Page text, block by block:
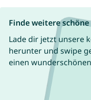
Finde weitere
Lade dir jetzt unsere
herunter und swipe
einen